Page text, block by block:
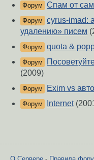
Форум Спам от
Форум cyrus-imad:
удалению» писем
Форум quota &
Форум
(2009)
Форум Exim vs
Форум Internet